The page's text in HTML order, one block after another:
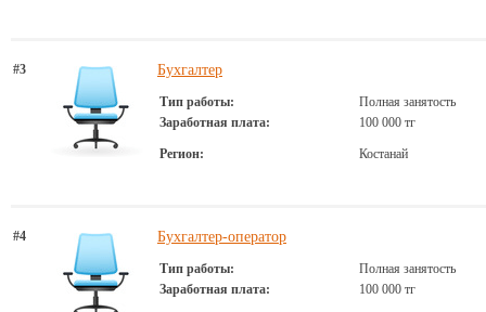
#3 Бухгалтер
Тип работы:
Полная занятость
Заработная плата:
100 000 тг
Регион: Костанай
#4 Бухгалтер-оператор
Тип работы:
Полная занятость
Заработная плата:
100 000 тг